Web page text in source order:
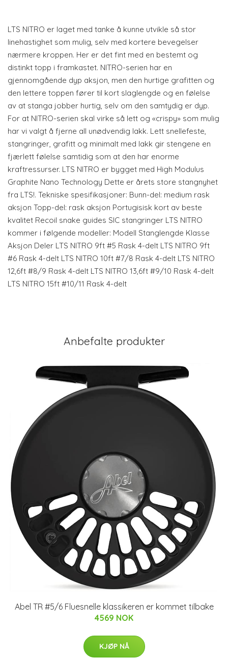
LTS NITRO er laget med tanke å kunne utvikle så stor
linehastighet som mulig, selv med kortere bevegelser
nærmere kroppen. Her er det fint med en bestemt og
distinkt topp i framkastet. NITRO-serien har en
gjennomgående dyp aksjon, men den hurtige grafitten og
den lettere toppen fører til kort slaglengde og en følelse
av at stanga jobber hurtig, selv om den samtydig er dyp.
For at NITRO-serien skal virke så lett og «crispy» som mulig
har vi valgt å fjerne all unødvendig lakk. Lett snellefeste,
stangringer, grafitt og minimalt med lakk gir stengene en
fjærlett følelse samtidig som at den har enorme
kraftressurser. LTS NITRO er bygget med High Modulus
Graphite Nano Technology Dette er årets store stangnyhet
fra LTS!. Tekniske spesifikasjoner: Bunn-del: medium rask
aksjon Topp-del: rask aksjon Portugisisk kort av beste
kvalitet Recoil snake guides SIC stangringer LTS NITRO
kommer i følgende modeller: Modell Stanglengde Klasse
Aksjon Deler LTS NITRO 9ft #5 Rask 4-delt LTS NITRO 9ft
#6 Rask 4-delt LTS NITRO 10ft #7/8 Rask 4-delt LTS NITRO
12,6ft #8/9 Rask 4-delt LTS NITRO 13,6ft #9/10 Rask 4-delt
LTS NITRO 15ft #10/11 Rask 4-delt
Anbefalte produkter
Abel TR #5/6 Fluesnelle klassikeren er kommet tilbake
4569 NOK
KJØP NÅ